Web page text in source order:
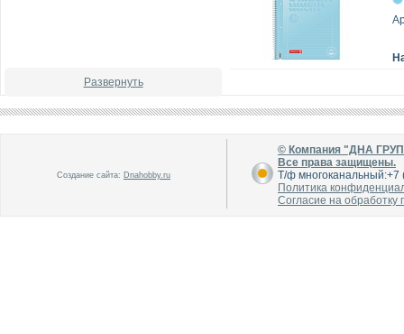
Развернуть
Создание сайта: Dnahobby.ru
© Компания "ДНА
Все права защищены.
Т/ф
Политика
Согласие на